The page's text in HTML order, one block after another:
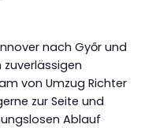
nach Győr und
von Umzug Richter
zur Seite und
Ablauf